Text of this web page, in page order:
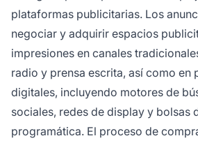
plataformas publicitarias. Los
negociar y adquirir espacios
impresiones en canales
radio y prensa escrita, así como en
digitales, incluyendo motores de
sociales, redes de display y bolsas
programática. El proceso de